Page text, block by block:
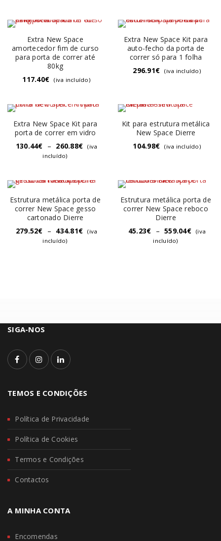
Extra New Space
amortecedor fim de curso
para porta de correr até
80kg
117.40€ (iva incluído)
Extra New Space Kit para
auto-fecho da porta de
correr só para 1 folha
296.91€ (iva incluído)
Extra New Space Kit para
porta de correr em vidro
130.44€ – 260.88€
(iva
incluído)
Kit para estrutura metálica
New Space Dierre
104.98€ (iva incluído)
Estrutura metálica porta de
correr New Space gesso
cartonado Dierre
279.52€ – 434.81€
(iva
incluído)
Estrutura metálica porta de
correr New Space reboco
Dierre
45.23€ – 559.04€
(iva
incluído)
SIGA-NOS
TEMOS E CONDIÇÕES
Política de Privacidade
Política de Cookies
Termos e Condições
Contactos
A MINHA CONTA
Encomendas